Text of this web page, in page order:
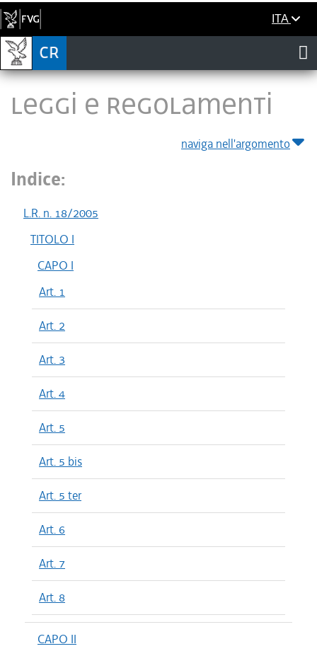
ITA
LEGGI E REGOLAMENTI
naviga nell'argomento
Indice:
L.R. n. 18/2005
TITOLO I
CAPO I
Art. 1
Art. 2
Art. 3
Art. 4
Art. 5
Art. 5 bis
Art. 5 ter
Art. 6
Art. 7
Art. 8
CAPO II